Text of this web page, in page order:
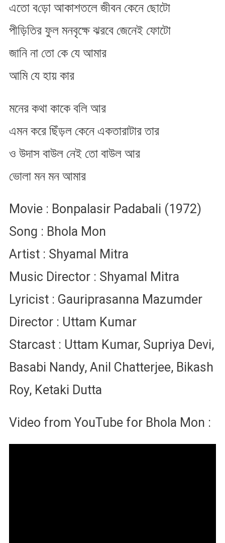
এতো ব​ড়ো আকাশতলে জীবন কেনে ছোটো
পীড়িতির ফুল মনবৃক্ষে ঝরবে জেনেই ফোটো
জানি না তো কে যে আমার
আমি যে হায় কার
মনের কথা কাকে বলি আর
এমন করে ছিঁড়ল কেনে একতারাটার তার
ও উদাস বাউল নেই তো বাউল আর
ভোলা মন​ মন​ আমার​
Movie : Bonpalasir Padabali (1972)
Song : Bhola Mon
Artist : Shyamal Mitra
Music Director : Shyamal Mitra
Lyricist : Gauriprasanna Mazumder
Director : Uttam Kumar
Starcast : Uttam Kumar, Supriya Devi,
Basabi Nandy, Anil Chatterjee, Bikash
Roy, Ketaki Dutta
Video from YouTube for Bhola Mon :